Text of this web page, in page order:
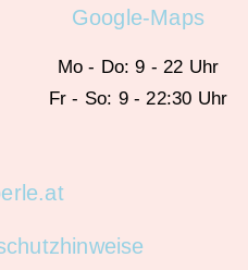
Google-Maps
Mo - Do: 9 - 22 Uhr
Fr - So: 9 - 22:30 Uhr